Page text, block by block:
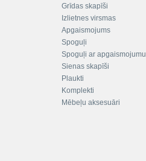
Grīdas skapīši
Izlietnes virsmas
Apgaismojums
Spoguļi
Spoguļi ar apgaismojumu
Sienas skapīši
Plaukti
Komplekti
Mēbeļu aksesuāri